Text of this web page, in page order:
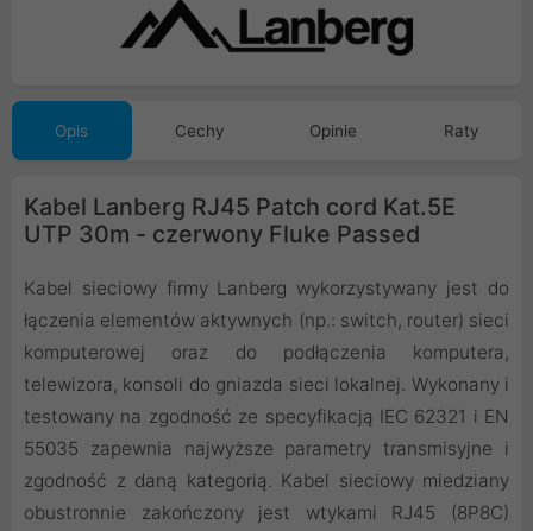
Opis Cechy Opinie Raty
Kabel Lanberg RJ45 Patch cord Kat.5E
UTP 30m - czerwony Fluke Passed
Kabel sieciowy firmy Lanberg wykorzystywany jest do
łączenia elementów aktywnych (np.: switch, router) sieci
komputerowej oraz do podłączenia komputera,
telewizora, konsoli do gniazda sieci lokalnej. Wykonany i
testowany na zgodność ze specyfikacją IEC 62321 i EN
55035 zapewnia najwyższe parametry transmisyjne i
zgodność z daną kategorią. Kabel sieciowy miedziany
obustronnie zakończony jest wtykami RJ45 (8P8C)